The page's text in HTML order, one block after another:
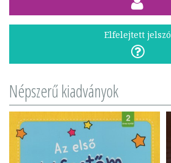
Elfelejtett jelszó
Népszerű kiadványok